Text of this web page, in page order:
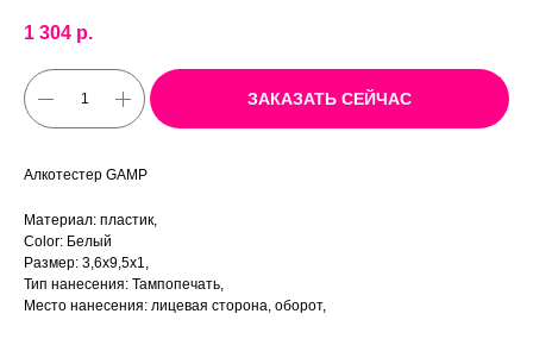
1 304 р.
ЗАКАЗАТЬ СЕЙЧАС
Алкотестер GAMP
Материал: пластик,
Color: Белый
Размер: 3,6х9,5х1,
Тип нанесения: Тампопечать,
Место нанесения: лицевая сторона, оборот,